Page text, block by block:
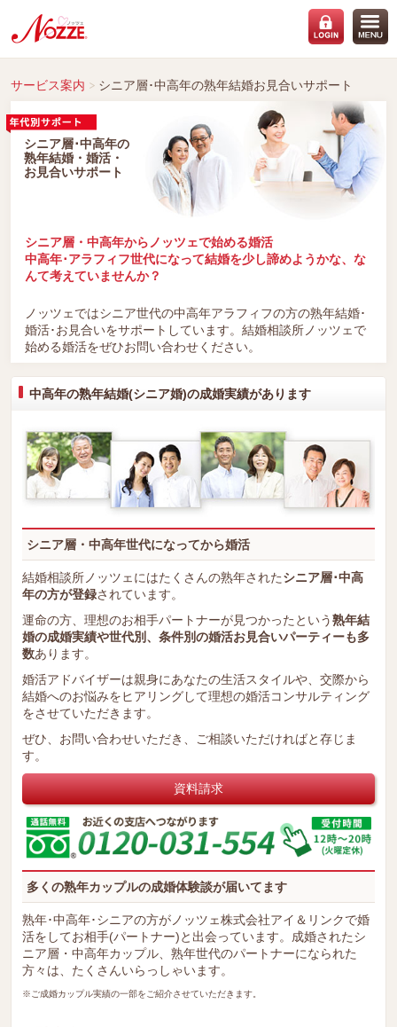
サービス案内 シニア層･中高年の熟年結婚お見合いサポート
シニア層･中高年の
熟年結婚・婚活・
お見合いサポート
シニア層・中高年からノッツェで始める婚活
中高年･アラフィフ世代になって結婚を少し諦めようかな、な
んて考えていませんか？
ノッツェではシニア世代の中高年アラフィフの方の熟年結婚･
婚活･お見合いをサポートしています。結婚相談所ノッツェで
始める婚活をぜひお問い合わせください。
中高年の熟年結婚(シニア婚)の成婚実績があります
シニア層・中高年世代になってから婚活
結婚相談所ノッツェにはたくさんの熟年されたシニア層･中高
年の方が登録されています。
運命の方、理想のお相手パートナーが見つかったという熟年結
婚の成婚実績や世代別、条件別の婚活お見合いパーティーも多
数あります。
婚活アドバイザーは親身にあなたの生活スタイルや、交際から
結婚へのお悩みをヒアリングして理想の婚活コンサルティング
をさせていただきます。
ぜひ、お問い合わせいただき、ご相談いただければと存じま
す。
資料請求
多くの熟年カップルの成婚体験談が届いてます
熟年･中高年･シニアの方がノッツェ株式会社アイ＆リンクで婚
活をしてお相手(パートナー)と出会っています。成婚されたシ
ニア層・中高年カップル、熟年世代のパートナーになられた
方々は、たくさんいらっしゃいます。
※ご成婚カップル実績の一部をご紹介させていただきます。